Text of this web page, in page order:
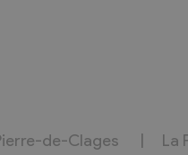
de-Clages La